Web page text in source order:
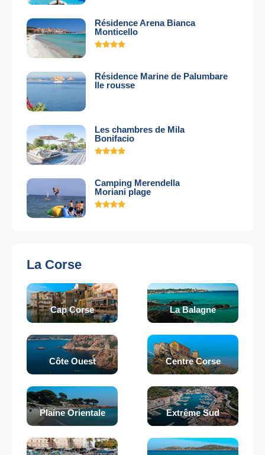
Résidence Arena Bianca
Monticello
Résidence Marine de Palumbare
Ile rousse
Les chambres de Mila
Bonifacio
Camping Merendella
Moriani plage
La Corse
Cap Corse La Balagne
Côte Ouest Centre Corse
Plaine Orientale Extrême Sud